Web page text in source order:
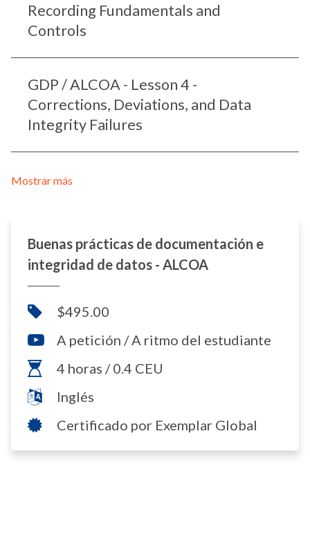
Recording Fundamentals and
Controls
GDP / ALCOA - Lesson 4 -
Corrections, Deviations, and Data
Integrity Failures
Mostrar más
Buenas prácticas de documentación e
integridad de datos - ALCOA
$495.00
A petición / A ritmo del estudiante
4 horas / 0.4 CEU
Inglés
Certificado por Exemplar Global